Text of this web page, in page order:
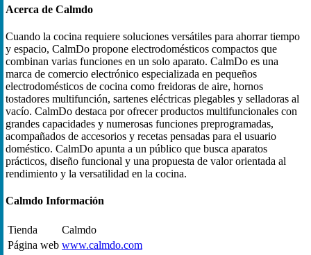
Acerca de Calmdo
Cuando la cocina requiere soluciones versátiles para ahorrar tiempo
y espacio, CalmDo propone electrodomésticos compactos que
combinan varias funciones en un solo aparato. CalmDo es una
marca de comercio electrónico especializada en pequeños
electrodomésticos de cocina como freidoras de aire, hornos
tostadores multifunción, sartenes eléctricas plegables y selladoras al
vacío. CalmDo destaca por ofrecer productos multifuncionales con
grandes capacidades y numerosas funciones preprogramadas,
acompañados de accesorios y recetas pensadas para el usuario
doméstico. CalmDo apunta a un público que busca aparatos
prácticos, diseño funcional y una propuesta de valor orientada al
rendimiento y la versatilidad en la cocina.
Calmdo Información
Tienda
Calmdo
Página web www.calmdo.com